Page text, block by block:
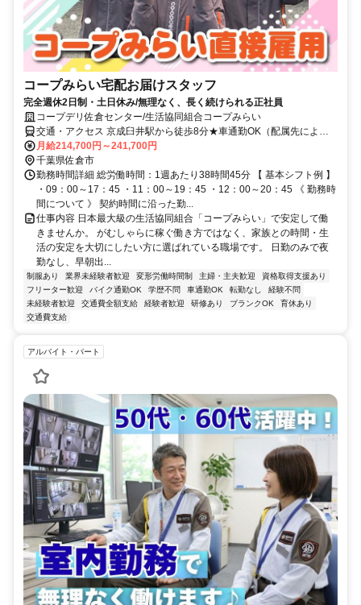
コープみらい宅配お届けスタッフ
完全週休2日制・土日休み/無理なく、長く続けられる正社員
コープデリ佐倉センター/生活協同組合コープみらい
交通・アクセス 京成臼井駅から徒歩8分★車通勤OK（配属先によ
る）※配属先は、入職時期や各センターの人員状況を踏まえ、本人の
希望を考慮した上で、募集場所を含む通勤可能な範囲のセンターから
決定します。
月給214,700円～241,700円
千葉県佐倉市
勤務時間詳細 総労働時間：1週あたり38時間45分 【 基本シフト例 】
・09：00～17：45 ・11：00～19：45 ・12：00～20：45 《 勤務時
間について 》 契約時間に沿った勤...
仕事内容 日本最大級の生活協同組合「コープみらい」で安定して働
きませんか。 がむしゃらに稼ぐ働き方ではなく、家族との時間・生
活の安定を大切にしたい方に選ばれている職場です。 日勤のみで夜
勤なし、早朝出...
制服あり 業界未経験者歓迎 変形労働時間制 主婦・主夫歓迎
資格取得支援あり
フリーター歓迎
バイク通勤OK 学歴不問 車通勤OK 転勤なし
経験不問
未経験者歓迎
交通費全額支給 経験者歓迎 研修あり ブランクOK
育休あり
交通費支給
アルバイト・パート